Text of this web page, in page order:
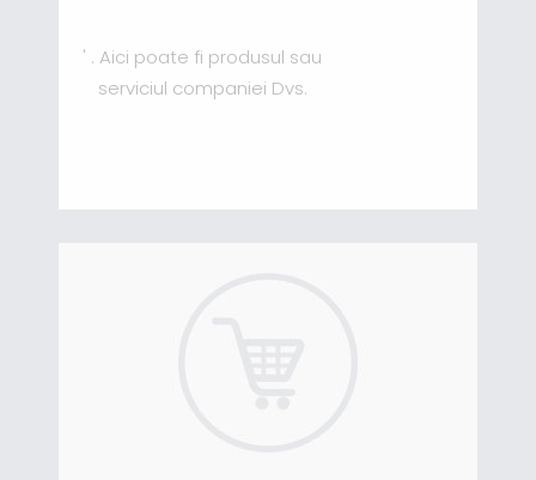
' . Aici poate fi produsul sau
serviciul companiei Dvs.